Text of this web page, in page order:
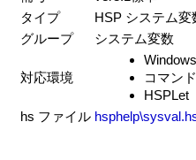
タイプ
HSP システム変
グループ
システム変数
対応環境
コマン
HSPLet
hs ファイル